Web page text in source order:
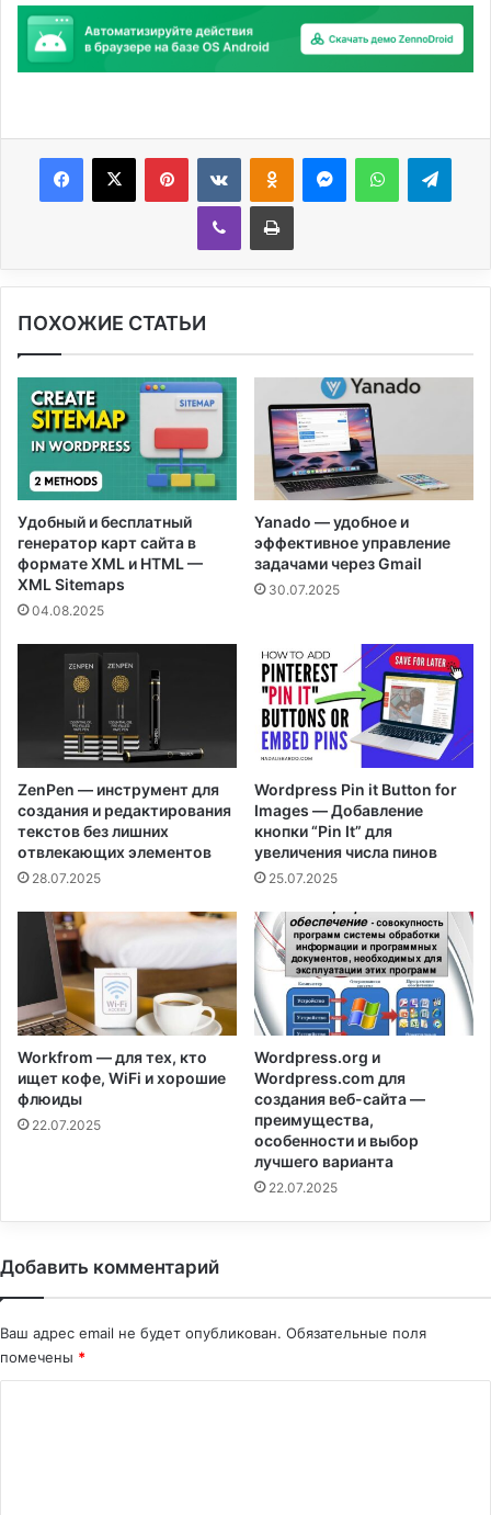
ПОХОЖИЕ СТАТЬИ
Удобный и бесплатный
генератор карт сайта в
формате XML и HTML —
XML Sitemaps
04.08.2025
Yanado — удобное и
эффективное управление
задачами через Gmail
30.07.2025
ZenPen — инструмент для
создания и редактирования
текстов без лишних
отвлекающих элементов
28.07.2025
Wordpress Pin it Button for
Images — Добавление
кнопки “Pin It” для
увеличения числа пинов
25.07.2025
Workfrom — для тех, кто
ищет кофе, WiFi и хорошие
флюиды
22.07.2025
Wordpress.org и
Wordpress.com для
создания веб-сайта —
преимущества,
особенности и выбор
лучшего варианта
22.07.2025
Добавить комментарий
Ваш адрес email не будет опубликован. Обязательные поля
помечены *